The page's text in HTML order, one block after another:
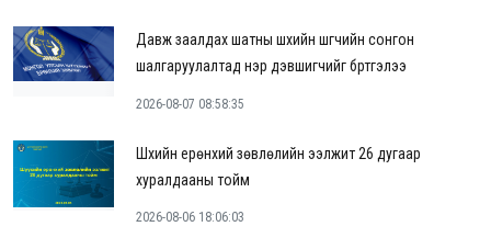
Давж заалдах шатны шүүхийн шүүгчийн сонгон
шалгаруулалтад нэр дэвшигчийг бүртгэлээ
2026-08-07 08:58:35
Шүүхийн ерөнхий зөвлөлийн ээлжит 26 дугаар
хуралдааны тойм
2026-08-06 18:06:03